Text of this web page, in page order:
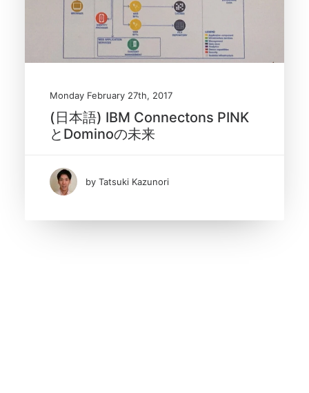
Monday February 27th, 2017
(日本語) IBM Connectons PINK
とDominoの未来
by Tatsuki Kazunori